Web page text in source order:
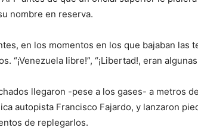
nombre en reserva.
en los momentos en los que bajaban las
“¡Venezuela libre!”, “¡Libertad!, eran
llegaron -pese a los gases- a metros
autopista Francisco Fajardo, y lanzaron
de replegarlos.